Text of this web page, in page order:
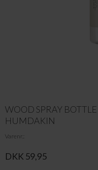
WOOD SPRAY BOTTLE
HUMDAKIN
Varenr.
DKK 59,95